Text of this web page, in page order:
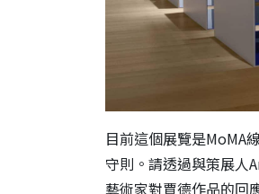
目前這個展覽是MoMA
守則。請透過與策展人
藝術家對賈德作品的回